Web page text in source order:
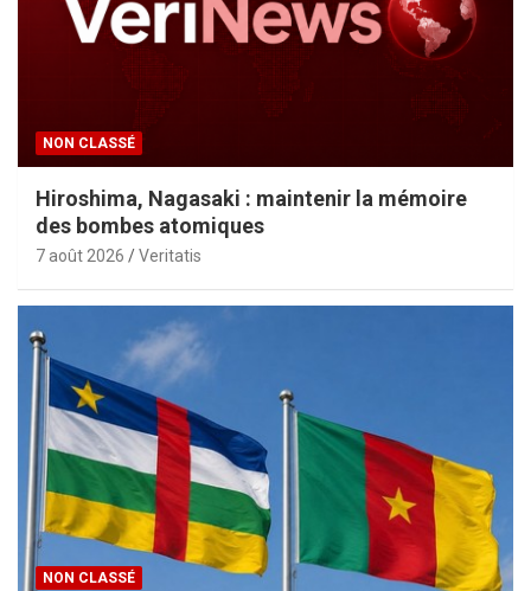
NON CLASSÉ
Hiroshima, Nagasaki : maintenir la mémoire
des bombes atomiques
7 août 2026 Veritatis
NON CLASSÉ